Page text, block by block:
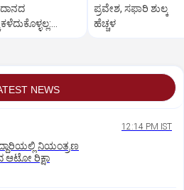
ಪ್ರವೇಶ, ಸಫಾರಿ ಶುಲ್ಕ
ಹೆಚ್ಚಳ
NEWS
12:14 PM IST
ನಿಯಂತ್ರಣ
ಆಟೋ ರಿಕ್ಷಾ